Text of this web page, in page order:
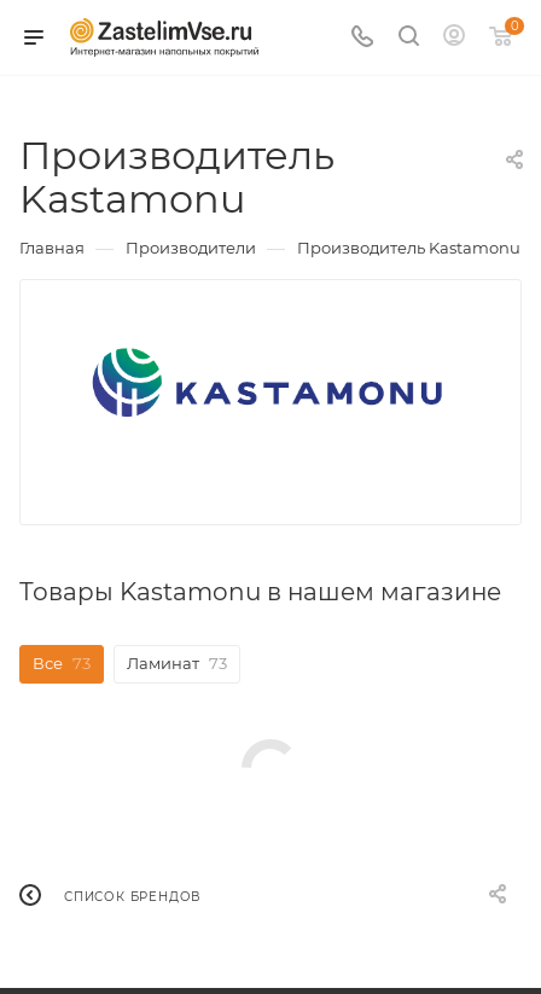
0
Производитель
Kastamonu
Главная — Производители — Производитель Kastamonu
Товары Kastamonu в нашем магазине
Все 73 Ламинат 73
СПИСОК БРЕНДОВ